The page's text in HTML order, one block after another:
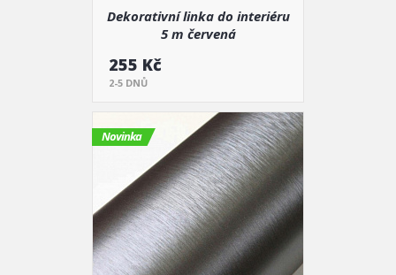
Dekorativní linka do interiéru
5 m červená
255 Kč
2-5 DNŮ
Novinka